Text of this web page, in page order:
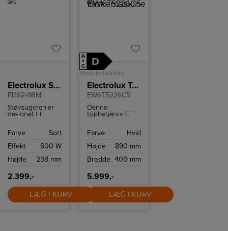
Electrolux Støvsuger
PD82-9BM
Støvsugeren er
designet til
smart teknologi
støvsugning. Den
fjernbetjening på
Farve
Sort
Effekt
600 W
Højde
238 mm
2.399,-
LÆG I KURV
A
↑
G
D
Produktdatablad
Electrolux Topbetjent vaskemaskine
EW6T5226C5
Denne
topbetjente 600
udstyret med et
system, der
programmets
mængden af
vasketøj.
Farve
Hvid
Højde
890 mm
Bredde 400 mm
5.999,-
LÆG I KURV